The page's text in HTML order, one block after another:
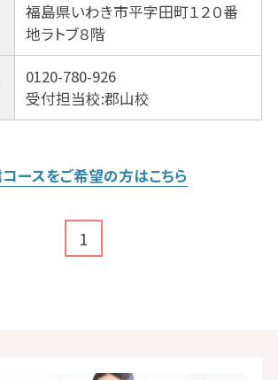
福島県いわき市平字田町１２０番
地ラトブ８階
0120-780-926
受付担当校:郡山校
ースをご希望の方はこちら
1